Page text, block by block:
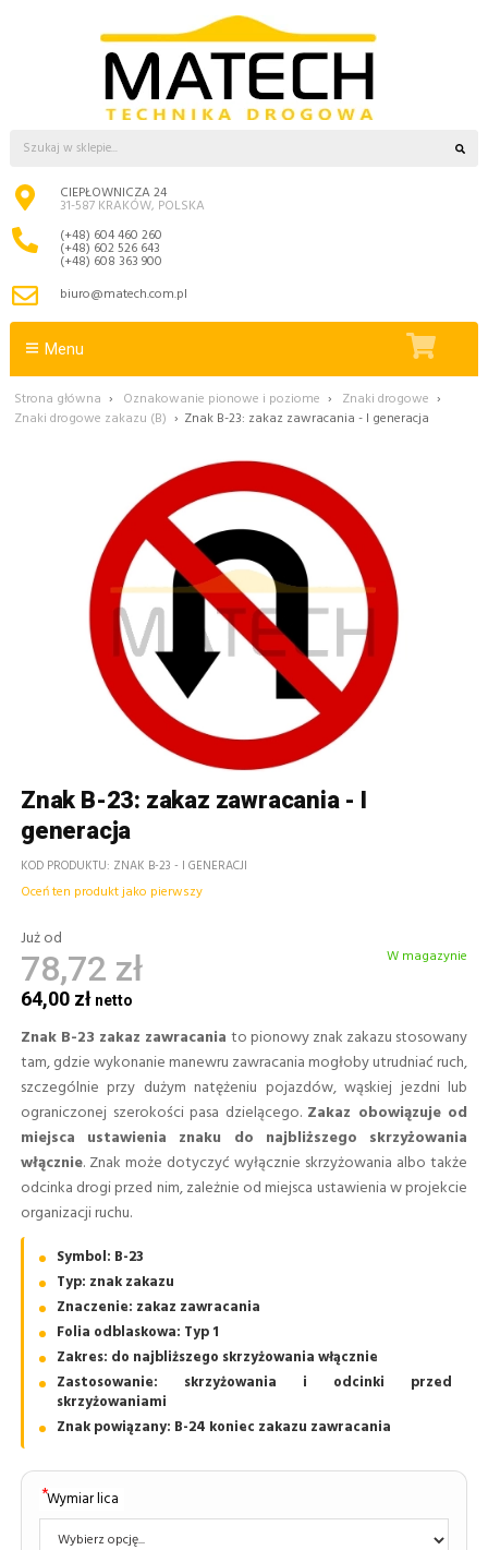
CIEPŁOWNICZA 24
31-587 KRAKÓW, POLSKA
(+48) 604 460 260
(+48) 602 526 643
(+48) 608 363 900
biuro@matech.com.pl
Menu
Strona główna › Oznakowanie pionowe i poziome › Znaki drogowe ›
Znaki drogowe zakazu (B) › Znak B-23: zakaz zawracania - I generacja
Znak B-23: zakaz zawracania - I
generacja
KOD PRODUKTU ZNAK B-23 - I GENERACJI
Oceń ten produkt jako pierwszy
Już od
78,72 zł
64,00 zł
W magazynie
Znak B-23 zakaz zawracania to pionowy znak zakazu stosowany
tam, gdzie wykonanie manewru zawracania mogłoby utrudniać ruch,
szczególnie przy dużym natężeniu pojazdów, wąskiej jezdni lub
ograniczonej szerokości pasa dzielącego. Zakaz obowiązuje od
miejsca ustawienia znaku do najbliższego skrzyżowania
włącznie. Znak może dotyczyć wyłącznie skrzyżowania albo także
odcinka drogi przed nim, zależnie od miejsca ustawienia w projekcie
organizacji ruchu.
Symbol: B-23
Typ: znak zakazu
Znaczenie: zakaz zawracania
Folia odblaskowa: Typ 1
Zakres: do najbliższego skrzyżowania włącznie
Zastosowanie: skrzyżowania i odcinki przed
skrzyżowaniami
Znak powiązany: B-24 koniec zakazu zawracania
Wymiar lica